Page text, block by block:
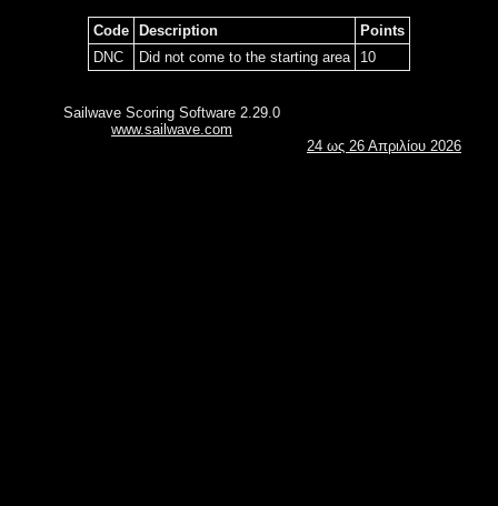
Code Description
Points
DNC
Did not come to the starting area 10
24 ως 26 Απριλίου 2026
Sailwave Scoring Software 2.29.0
www.sailwave.com